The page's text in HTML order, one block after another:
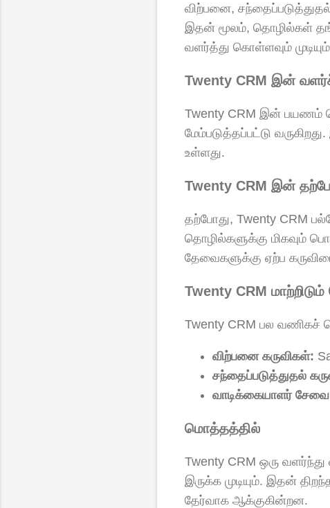
விற்பனை,
இதன் மூலம், தொழில்கள்
வளர்த்து கொள்ளவும்
Twenty CRM இன்
Twenty CRM இன் பயணம்
மேம்படுத்தப்பட்டு
உள்ளது.
Twenty CRM இன்
தற்போது, Twenty CRM
தொழில்களுக்கு மிகவும்
தேவைகளுக்கு ஏற்ப
Twenty CRM
Twenty CRM பல வணிகச்
விற்பனை கருவிகள்:
சந்தைப்படுத்துதல்
வாடிக்கையாளர் சேவை
மொத்தத்தில்
Twenty CRM ஒரு வளர்ந்து
இருக்க முடியும். இதன்
தேர்வாக ஆக்குகின்றன.